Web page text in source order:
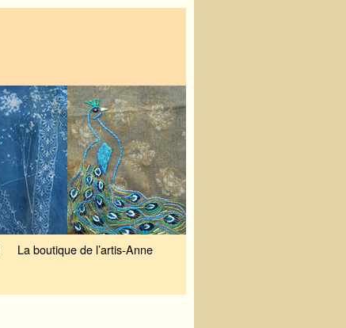
La boutique de l’artis-Anne